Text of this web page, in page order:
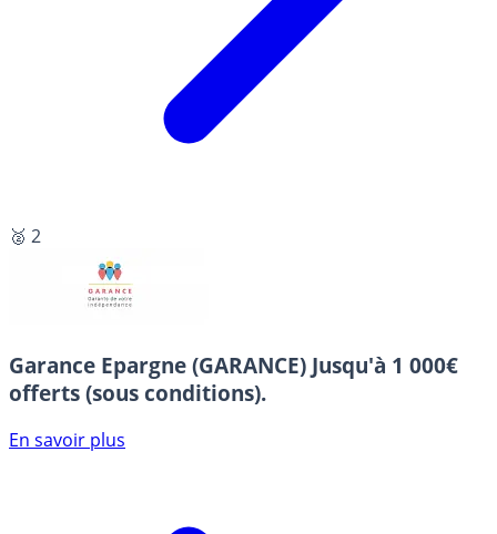
🥈 2
Garance Epargne (GARANCE) Jusqu'à 1 000€
offerts (sous conditions).
En savoir plus